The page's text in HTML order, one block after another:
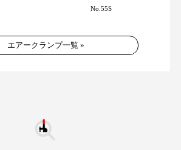
No.55S
エアークランプ一覧 »